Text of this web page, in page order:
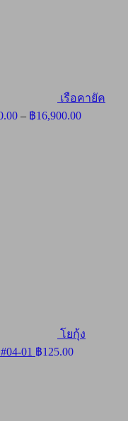
เรือคายัค
– ฿16,900.00Price
โยกุ้ง
01 ฿125.00